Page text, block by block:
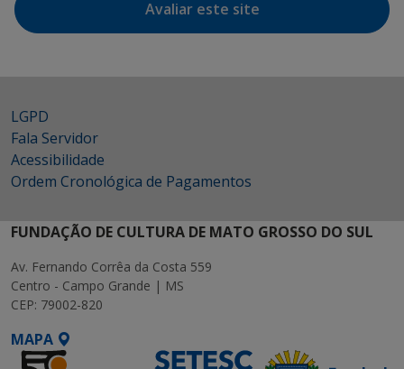
Avaliar este site
LGPD
Fala Servidor
Acessibilidade
Ordem Cronológica de Pagamentos
FUNDAÇÃO DE CULTURA DE MATO GROSSO DO SUL
Av. Fernando Corrêa da Costa 559
Centro - Campo Grande | MS
CEP: 79002-820
MAPA